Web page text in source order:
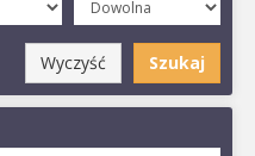
Szukaj
Wyczyść